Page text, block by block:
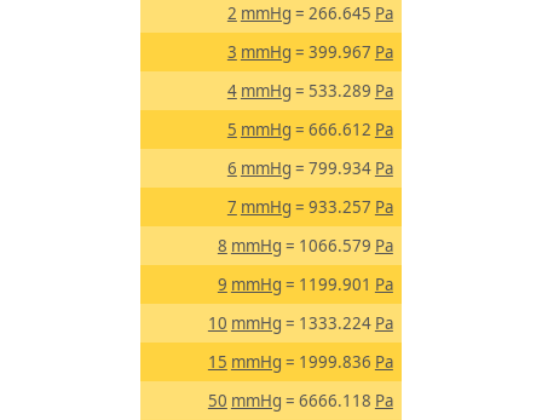
2 mmHg = 266.645 Pa
3 mmHg = 399.967 Pa
4 mmHg = 533.289 Pa
5 mmHg = 666.612 Pa
6 mmHg = 799.934 Pa
7 mmHg = 933.257 Pa
8 mmHg = 1066.579 Pa
9 mmHg = 1199.901 Pa
10 mmHg = 1333.224 Pa
15 mmHg = 1999.836 Pa
50 mmHg = 6666.118 Pa